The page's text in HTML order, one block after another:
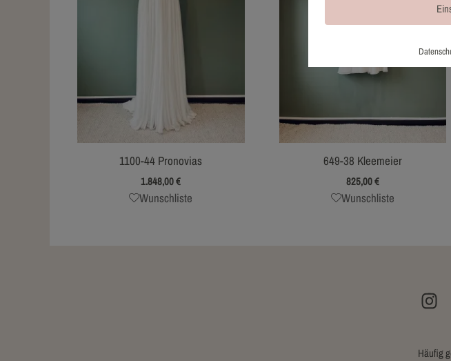
1100-44 Pronovias
1.848,00€
Wunschliste
649-38 Kleemeier
825,00€
Wunschliste
Häufig